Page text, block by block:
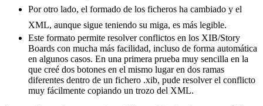
Por otro lado, el formado de los ficheros ha cambiado y el
XML, aunque sigue teniendo su miga, es más legible.
Este formato permite resolver conflictos en los XIB/Story
Boards con mucha más facilidad, incluso de forma automática
en algunos casos. En una primera prueba muy sencilla en la
que creé dos botones en el mismo lugar en dos ramas
diferentes dentro de un fichero .xib, pude resolver el conflicto
muy fácilmente copiando un trozo del XML.